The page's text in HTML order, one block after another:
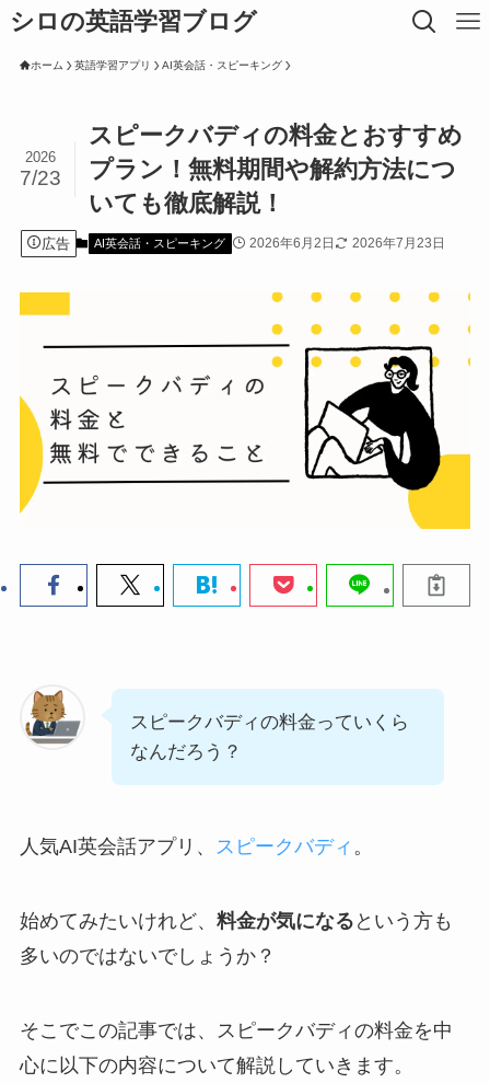
シロの英語学習ブログ
ホーム 英語学習アプリ AI英会話・スピーキング
スピークバディの料金とおすすめ
プラン！無料期間や解約方法につ
いても徹底解説！
2026
7/23
広告 AI英会話・スピーキング 2026年6月2日 2026年7月23日
スピークバディの料金っていくら
なんだろう？
人気AI英会話アプリ、 スピークバディ 。
始めてみたいけれど、 料金が気になる という方も
多いのではないでしょうか？
そこでこの記事では、スピークバディの料金を中
心に以下の内容について解説していきます。